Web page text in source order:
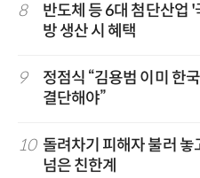
8
반도체 등 6대 첨단산업
방 생산 시 혜택
9
정점식 “김용범 이미 한
결단해야”
10 돌려차기 피해자 불러
넘은 친한계